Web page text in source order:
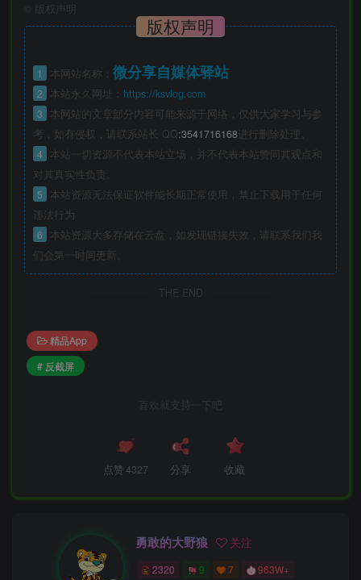
版权声明
版权声明
1 本网站名称： 微分享自媒体驿站
2 本站永久网址： https://ksvlog.com
3
本网站的文章部分内容可能来源于网络，仅供大家学习与参
考，如有侵权，请联系站长 QQ:3541716168进行删除处理。
4
本站一切资源不代表本站立场，并不代表本站赞同其观点和
对其真实性负责。
5
本站资源无法保证软件能长期正常使用，禁止下载用于任何
违法行为
6
本站资源大多存储在云盘，如发现链接失效，请联系我们我
们会第一时间更新。
THE END
精品App
# 反截屏
喜欢就支持一下吧
点赞4327 分享 收藏
勇敢的大野狼 关注
2320 9 7 963W+